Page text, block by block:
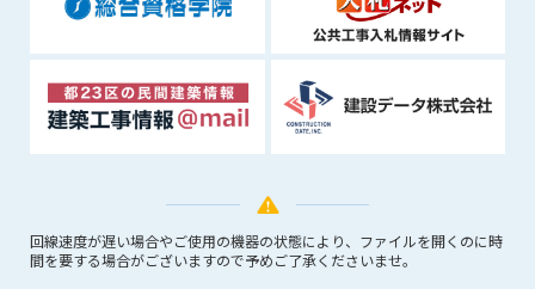
回線速度が遅い場合やご使用の機器の状態により、ファイルを開くのに時
間を要する場合がございますので予めご了承くださいませ。
管理者は、会員が登録した内容が以下に該当する、またはその
恐れのあるものは、会員の承諾なく削除できるものとします。
(1) 登録されている情報が、第6条の定める禁止事項に該当する
と管理者が、判断した場合
(2) 建設資料館の運営および保守管理上、必要と判断した場合
(3) 広告掲載料金の支払が遅延した場合
管理者は、会員の承諾なく、本サービス内容の変更(新規追加、